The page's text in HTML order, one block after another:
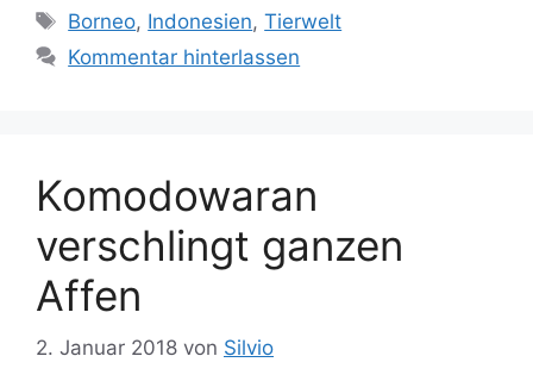
a
e
i
e
n
S
c
w
r
t
e
r
Borneo, Indonesien,Tierwelt
Kommentar hinterlassen
Komodowaran
verschlingt ganzen
Affen
2. Januar 2018 von Silvio